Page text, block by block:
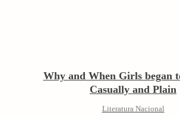
Why and When Girls began
Casually and Plain
Literatura Nacional